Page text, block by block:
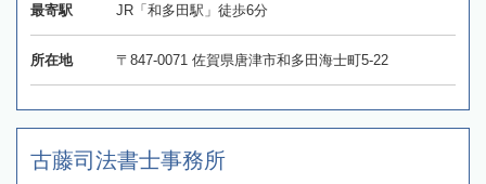
最寄駅 JR「和多田駅」徒歩6分
所在地 〒847-0071 佐賀県唐津市和多田海士町5-22
古藤司法書士事務所